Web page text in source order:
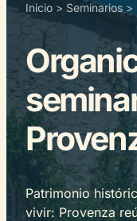
Inicio > Seminarios >
Patrimonio
vivir: Provenza